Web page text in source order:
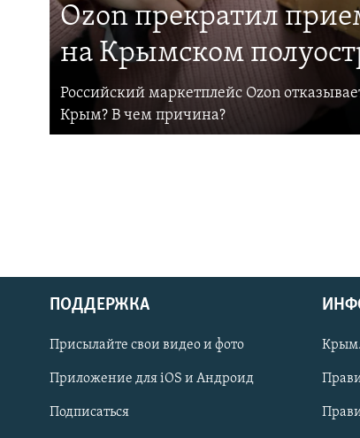
Українською
Qırımtatar
ПРИСОЕДИНЯЙТЕСЬ!
Ozon прекратил
на Крымском
Российский маркетплейс Ozon
Крым? В чем причина?
ПОДДЕРЖКА
Присылайте свои видео и фото
Приложение для iOS и Андроид
Подписаться